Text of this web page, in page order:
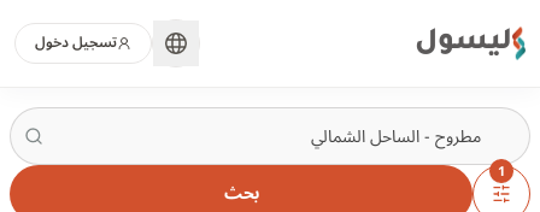
ليسول تسجيل دخول
1
بحث